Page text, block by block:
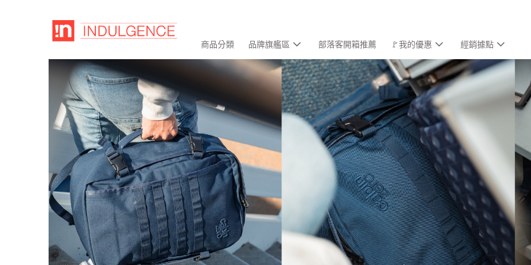
商品分類 品牌旗艦區 部落客開箱推薦 🚩我的優惠 經銷據點